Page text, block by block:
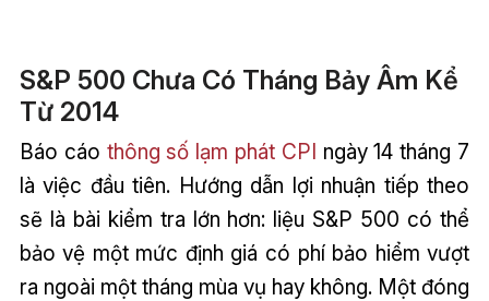
S&P 500 Chưa Có Tháng Bảy Âm Kể
Từ 2014
Báo cáo thông số lạm phát CPI ngày 14 tháng 7
là việc đầu tiên. Hướng dẫn lợi nhuận tiếp theo
sẽ là bài kiểm tra lớn hơn: liệu S&P 500 có thể
bảo vệ một mức định giá có phí bảo hiểm vượt
ra ngoài một tháng mùa vụ hay không. Một đóng